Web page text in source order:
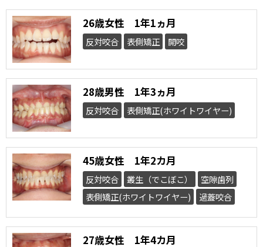
26歳女性 1年1ヵ月
反対咬合 表側矯正 開咬
28歳男性 1年3ヵ月
反対咬合 表側矯正(ホワイトワイヤー)
45歳女性 1年2カ月
反対咬合 叢生（でこぼこ）
空隙歯列
表側矯正(ホワイトワイヤー)
過蓋咬合
27歳女性 1年4カ月